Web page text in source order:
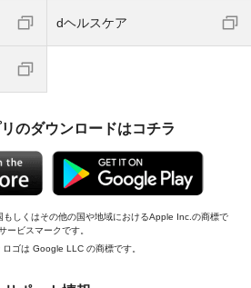
dヘルスケア
のダウンロードはコチラ
しくはその他の国や地域におけるApple Inc.の商標で
ビスマークです。
ゴは Google LLC の商標です。